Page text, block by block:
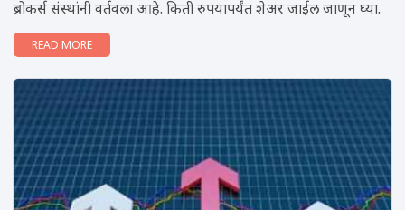
ब्रोकर्स संस्थांनी वर्तवला आहे. किती रुपयापर्यंत शेअर जाईल जाणून घ्या.
READ MORE